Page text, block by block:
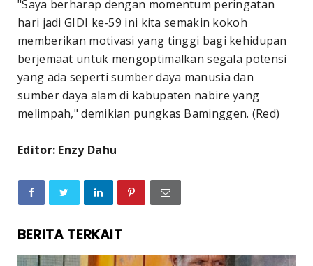
"Saya berharap dengan momentum peringatan
hari jadi GIDI ke-59 ini kita semakin kokoh
memberikan motivasi yang tinggi bagi kehidupan
berjemaat untuk mengoptimalkan segala potensi
yang ada seperti sumber daya manusia dan
sumber daya alam di kabupaten nabire yang
melimpah," demikian pungkas Baminggen. (Red)
Editor: Enzy Dahu
BERITA TERKAIT